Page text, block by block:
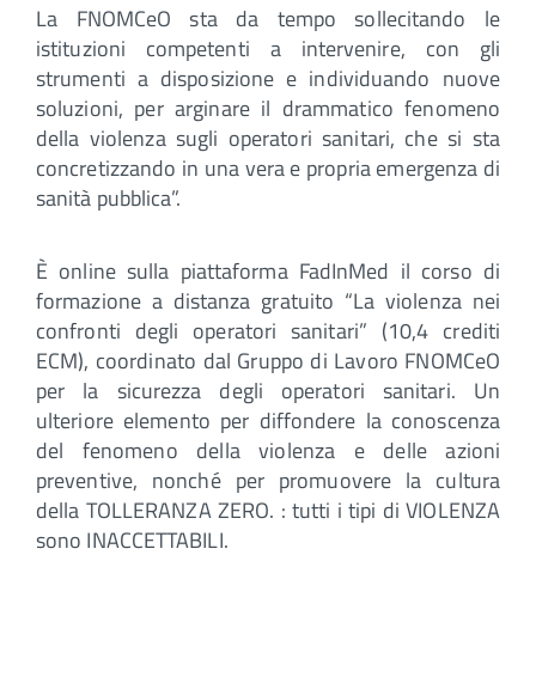
La FNOMCeO sta da tempo sollecitando le
istituzioni competenti a intervenire, con gli
strumenti a disposizione e individuando nuove
soluzioni, per arginare il drammatico fenomeno
della violenza sugli operatori sanitari, che si sta
concretizzando in una vera e propria emergenza di
sanità pubblica”.
È online sulla piattaforma FadInMed il corso di
formazione a distanza gratuito “La violenza nei
confronti degli operatori sanitari” (10,4 crediti
ECM), coordinato dal Gruppo di Lavoro FNOMCeO
per la sicurezza degli operatori sanitari. Un
ulteriore elemento per diffondere la conoscenza
del fenomeno della violenza e delle azioni
preventive, nonché per promuovere la cultura
della TOLLERANZA ZERO. : tutti i tipi di VIOLENZA
sono INACCETTABILI.